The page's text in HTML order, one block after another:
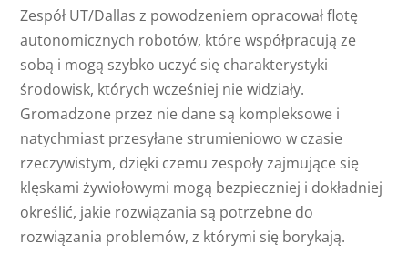
Zespół UT/Dallas z powodzeniem opracował flotę
autonomicznych robotów, które współpracują ze
sobą i mogą szybko uczyć się charakterystyki
środowisk, których wcześniej nie widziały.
Gromadzone przez nie dane są kompleksowe i
natychmiast przesyłane strumieniowo w czasie
rzeczywistym, dzięki czemu zespoły zajmujące się
klęskami żywiołowymi mogą bezpieczniej i dokładniej
określić, jakie rozwiązania są potrzebne do
rozwiązania problemów, z którymi się borykają.